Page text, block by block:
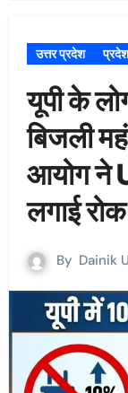
उत्तर प्रदेश प्रदेश
यूपी के
बिजली
आयोग ने
लगाई रोक
By Dainik